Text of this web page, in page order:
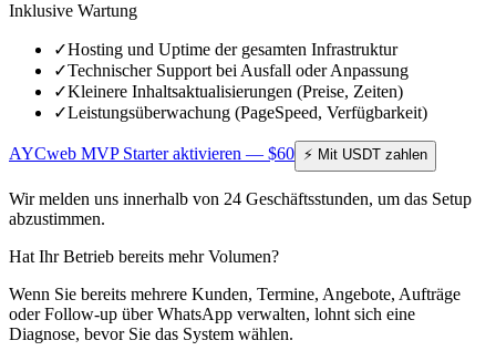
Inklusive Wartung
✓Hosting und Uptime der gesamten Infrastruktur
✓Technischer Support bei Ausfall oder Anpassung
✓Kleinere Inhaltsaktualisierungen (Preise, Zeiten)
✓Leistungsüberwachung (PageSpeed, Verfügbarkeit)
AYCweb MVP Starter aktivieren — $60 ⚡ Mit USDT zahlen
Wir melden uns innerhalb von 24 Geschäftsstunden, um das Setup
abzustimmen.
Hat Ihr Betrieb bereits mehr Volumen?
Wenn Sie bereits mehrere Kunden, Termine, Angebote, Aufträge
oder Follow-up über WhatsApp verwalten, lohnt sich eine
Diagnose, bevor Sie das System wählen.